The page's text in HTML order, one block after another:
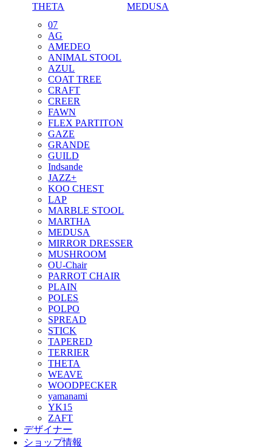
THETA
MEDUSA
07
AG
AMEDEO
ANIMAL STOOL
AZUL
COAT TREE
CRAFT
CREER
FAWN
FLEX PARTITON
GAZE
GRANDE
GUILD
Indsande
JAZZ+
KOO CHEST
LAP
MARBLE STOOL
MARTHA
MEDUSA
MIRROR DRESSER
MUSHROOM
OU-Chair
PARROT CHAIR
PLAIN
POLES
POLPO
SPREAD
STICK
TAPERED
TERRIER
THETA
WEAVE
WOODPECKER
yamanami
YK15
ZAFT
デザイナー
ショップ情報